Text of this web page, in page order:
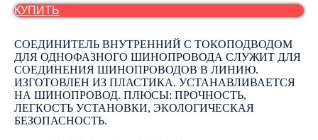
КУПИТЬ
СОЕДИНИТЕЛЬ ВНУТРЕННИЙ С ТОКОПОДВОДОМ
ДЛЯ ОДНОФАЗНОГО ШИНОПРОВОДА СЛУЖИТ ДЛЯ
СОЕДИНЕНИЯ ШИНОПРОВОДОВ В ЛИНИЮ.
ИЗГОТОВЛЕН ИЗ ПЛАСТИКА. УСТАНАВЛИВАЕТСЯ
НА ШИНОПРОВОД. ПЛЮСЫ: ПРОЧНОСТЬ,
ЛЕГКОСТЬ УСТАНОВКИ, ЭКОЛОГИЧЕСКАЯ
БЕЗОПАСНОСТЬ.